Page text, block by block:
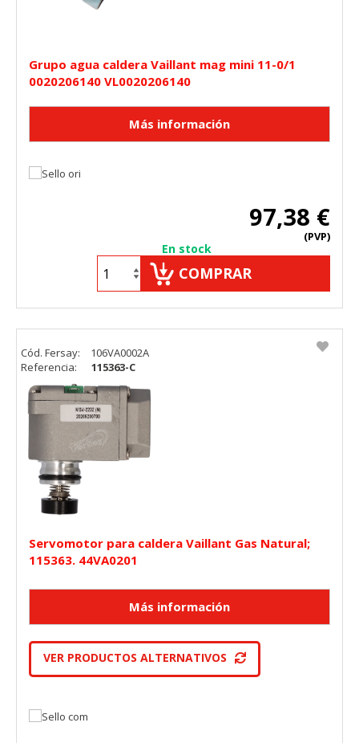
Grupo agua caldera Vaillant mag mini 11-0/1
0020206140 VL0020206140
97,38 €
(PVP)
En stock
COMPRAR
Servomotor para caldera Vaillant Gas Natural;
115363. 44VA0201
VER PRODUCTOS ALTERNATIVOS
Cód. Fersay:
106VA0002A
Referencia:
115363-C